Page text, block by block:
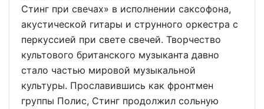
Стинг при свечах» в исполнении саксофона,
акустической гитары и струнного оркестра с
перкуссией при свете свечей. Творчество
культового британского музыканта давно
стало частью мировой музыкальной
культуры. Прославившись как фронтмен
группы Полис, Стинг продолжил сольную